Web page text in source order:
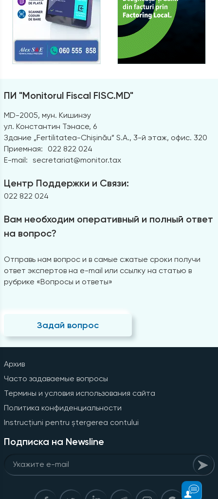
ПИ "Monitorul Fiscal FISC.MD"
MD-2005, мун. Кишинэу
ул. Константин Тэнасе, 6
Здание „Fertilitatea-Chișinău” S.A., 3-й этаж, офис. 320
Приемная:
022 822 024
E-mail: secretariat@monitor.tax
Центр Поддержки и Связи:
022 822 024
Вам необходим оперативный и полный ответ
на вопрос?
Отправь нам вопрос и в самые сжатые сроки получи
ответ экспертов на e-mail или ссылку на статью в
рубрике «Вопросы и ответы»
Задай вопрос
Архив
Часто задаваемые вопросы
Термины и условия использования сайта
Политика конфиденциальности
Instrucțiuni pentru ștergerea contului
Подписка на Newsline